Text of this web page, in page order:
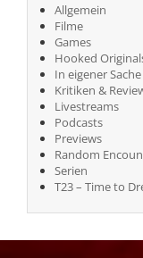
Allgemein
Filme
Games
Hooked
In eigener Sache
Kritiken &
Livestreams
Podcasts
Previews
Random
Serien
T23 – Time to